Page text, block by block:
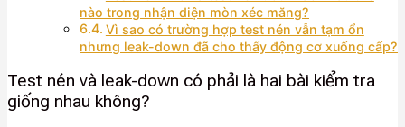
nào trong nhận diện mòn xéc măng?
Vì sao có trường hợp test nén vẫn tạm ổn
nhưng leak-down đã cho thấy động cơ xuống cấp?
Test nén và leak-down có phải là hai bài kiểm tra
giống nhau không?